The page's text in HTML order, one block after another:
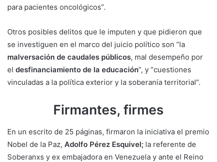
para pacientes oncológicos”.
Otros posibles delitos que le imputen y que pidieron que
se investiguen en el marco del juicio político son “la
malversación de caudales públicos, mal desempeño por
el desfinanciamiento de la educación”, y “cuestiones
vinculadas a la política exterior y la soberanía territorial”.
Firmantes, firmes
En un escrito de 25 páginas, firmaron la iniciativa el premio
Nobel de la Paz, Adolfo Pérez Esquivel; la referente de
Soberanxs y ex embajadora en Venezuela y ante el Reino